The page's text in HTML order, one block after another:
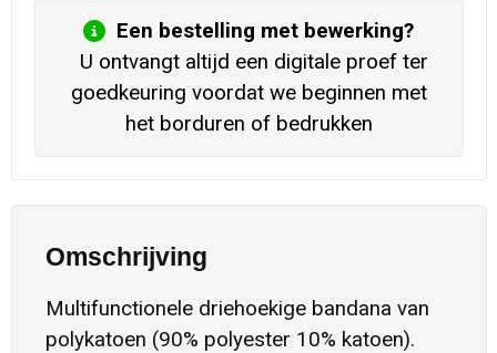
Een bestelling met bewerking?
U ontvangt altijd een digitale proef ter
goedkeuring voordat we beginnen met
het borduren of bedrukken
Omschrijving
Multifunctionele driehoekige bandana van
polykatoen (90% polyester 10% katoen).